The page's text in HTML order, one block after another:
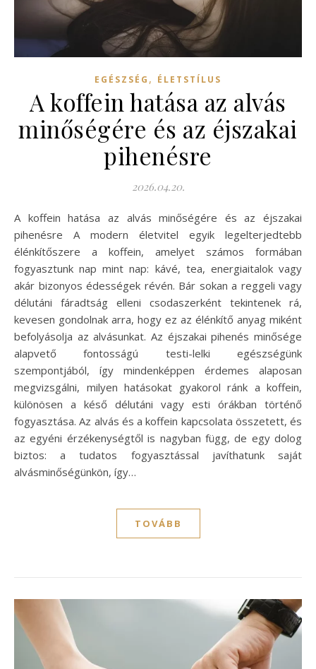
EGÉSZSÉG , ÉLETSTÍLUS
A koffein hatása az alvás
minőségére és az éjszakai
pihenésre
2026.04.20.
A koffein hatása az alvás minőségére és az éjszakai
pihenésre A modern életvitel egyik legelterjedtebb
élénkítőszere a koffein, amelyet számos formában
fogyasztunk nap mint nap: kávé, tea, energiaitalok vagy
akár bizonyos édességek révén. Bár sokan a reggeli vagy
délutáni fáradtság elleni csodaszerként tekintenek rá,
kevesen gondolnak arra, hogy ez az élénkítő anyag miként
befolyásolja az alvásunkat. Az éjszakai pihenés minősége
alapvető fontosságú testi-lelki egészségünk
szempontjából, így mindenképpen érdemes alaposan
megvizsgálni, milyen hatásokat gyakorol ránk a koffein,
különösen a késő délutáni vagy esti órákban történő
fogyasztása. Az alvás és a koffein kapcsolata összetett, és
az egyéni érzékenységtől is nagyban függ, de egy dolog
biztos: a tudatos fogyasztással javíthatunk saját
alvásminőségünkön, így…
TOVÁBB